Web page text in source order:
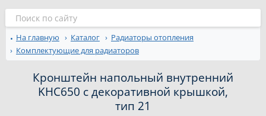
На главную Каталог
Радиаторы отопления
Комплектующие для радиаторов
Кронштейн напольный внутренний
KHC650 с декоративной крышкой,
тип 21